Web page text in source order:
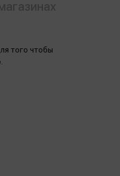
того чтобы